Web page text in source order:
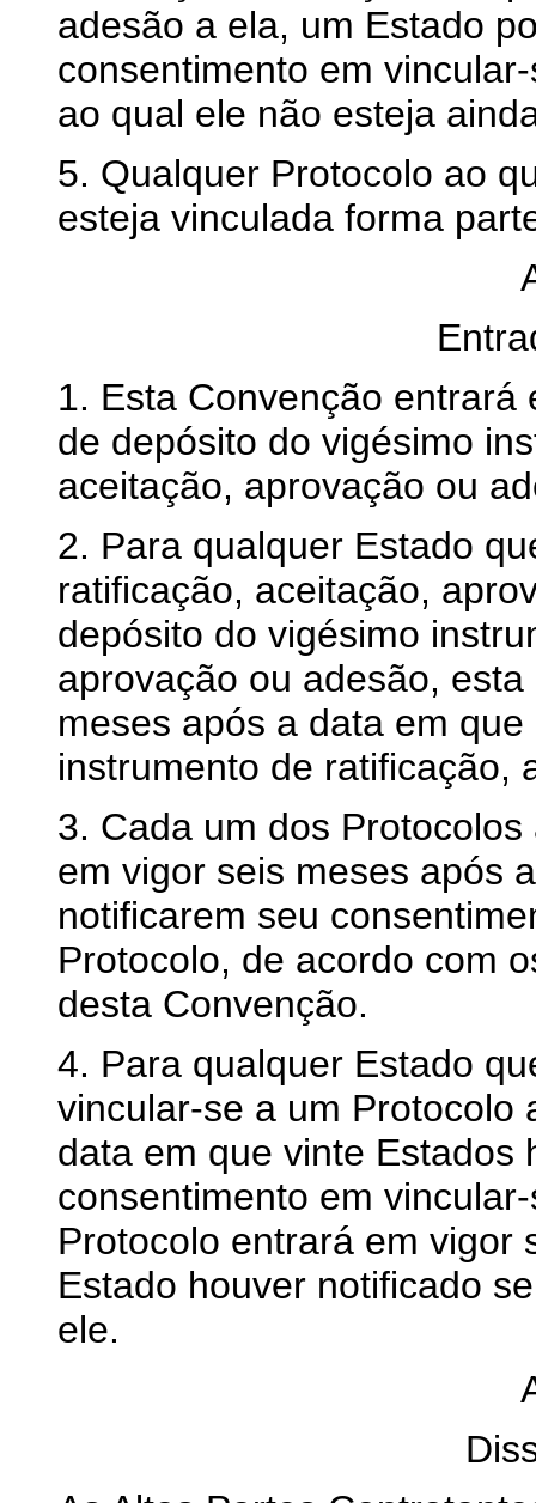
adesão a ela, um Estado
consentimento em
ao qual ele não esteja
5. Qualquer Protocolo ao
esteja vinculada forma
1. Esta Convenção
de depósito do vigésimo
aceitação, aprovação ou
2. Para qualquer Estado
ratificação, aceitação,
depósito do vigésimo
aprovação ou adesão,
meses após a data em
instrumento de ratificação,
3. Cada um dos
em vigor seis meses após
notificarem seu
Protocolo, de acordo com
desta Convenção.
4. Para qualquer Estado
vincular-se a um Protocolo
data em que vinte Estados
consentimento em
Protocolo entrará em vigor
Estado houver notificado
ele.